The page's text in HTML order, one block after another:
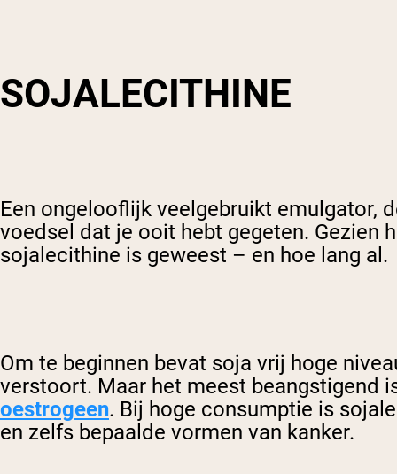
SOJALECITHINE
Een ongelooflijk veelgebruikt emulgator,
voedsel dat je ooit hebt gegeten. Gezien
sojalecithine is geweest – en hoe lang al.
Om te beginnen bevat soja vrij hoge
verstoort. Maar het meest beangstigend
oestrogeen. Bij hoge consumptie is
en zelfs bepaalde vormen van kanker.